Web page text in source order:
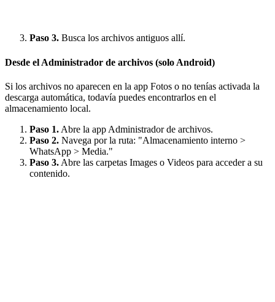
Paso 3. Busca los archivos antiguos allí.
Desde el Administrador de archivos (solo Android)
Si los archivos no aparecen en la app Fotos o no tenías activada la
descarga automática, todavía puedes encontrarlos en el
almacenamiento local.
Paso 1. Abre la app Administrador de archivos.
Paso 2. Navega por la ruta: "Almacenamiento interno >
WhatsApp > Media."
Paso 3. Abre las carpetas Images o Videos para acceder a su
contenido.